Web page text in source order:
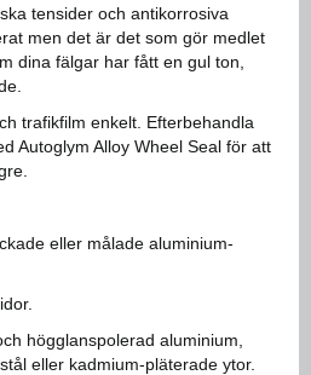
tensider och antikorrosiva
men det är det som gör medlet
dina fälgar har fått en gul ton,
trafikfilm enkelt. Efterbehandla
Autoglym Alloy Wheel Seal för att
eller målade aluminium-
högglanspolerad aluminium,
eller kadmium-pläterade ytor.